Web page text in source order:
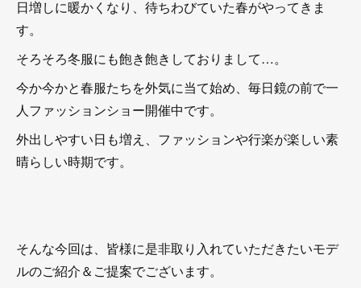
日増しに暖かくなり、待ちわびていた春がやってきま
す。
そろそろ冬服にも飽き飽きしておりまして…。
今か今かと春服たちを外気に当て始め、毎日鏡の前で一
人ファッションショー開催中です。
外出しやすい日も増え、ファッションや行楽が楽しい素
晴らしい時期です。
そんな今回は、皆様に是非取り入れていただきたいモデ
ルのご紹介＆ご提案でございます。